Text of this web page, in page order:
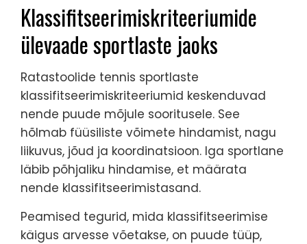
Klassifitseerimiskriteeriumide
ülevaade sportlaste jaoks
Ratastoolide tennis sportlaste
klassifitseerimiskriteeriumid keskenduvad
nende puude mõjule sooritusele. See
hõlmab füüsiliste võimete hindamist, nagu
liikuvus, jõud ja koordinatsioon. Iga sportlane
läbib põhjaliku hindamise, et määrata
nende klassifitseerimistasand.
Peamised tegurid, mida klassifitseerimise
käigus arvesse võetakse, on puude tüüp,